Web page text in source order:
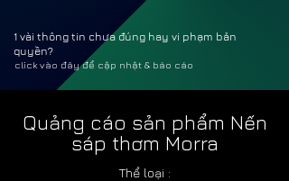
1 vài thông tin chưa đúng hay vi phạm bản
quyền?
click vào đây để cập nhật & báo cáo
Quảng cáo sản phẩm Nến
sáp thơm Morra
Thể loại :